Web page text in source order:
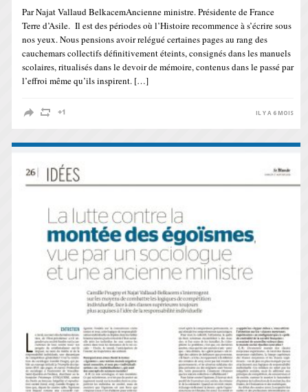
Par Najat Vallaud BelkacemAncienne ministre. Présidente de France
Terre d’Asile. Il est des périodes où l’Histoire recommence à s’écrire sous
nos yeux. Nous pensions avoir relégué certaines pages au rang des
cauchemars collectifs définitivement éteints, consignés dans les manuels
scolaires, ritualisés dans le devoir de mémoire, contenus dans le passé par
l’effroi même qu’ils inspirent. […]
IL Y A 6 MOIS